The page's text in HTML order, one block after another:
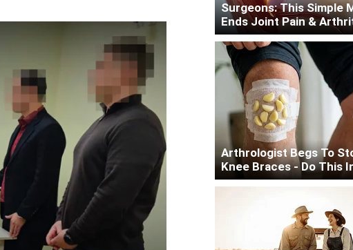
Surgeons: This Simple
Ends Joint Pain &
Arthrologist Begs To
Knee Braces - Do This